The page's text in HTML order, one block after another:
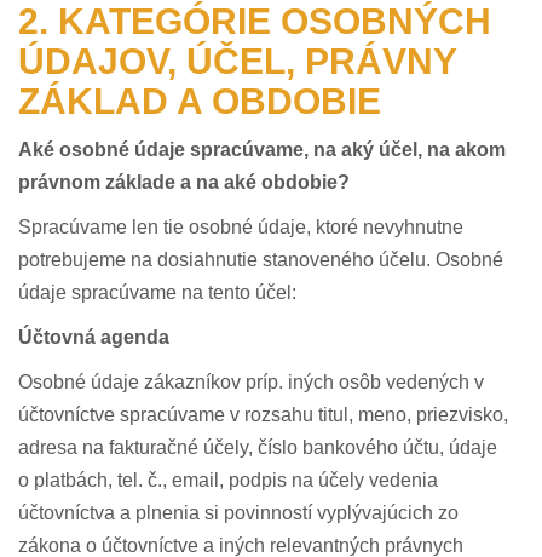
2. KATEGÓRIE OSOBNÝCH
ÚDAJOV, ÚČEL, PRÁVNY
ZÁKLAD A OBDOBIE
Aké osobné údaje spracúvame, na aký účel, na akom
právnom základe a na aké obdobie?
Spracúvame len tie osobné údaje, ktoré nevyhnutne
potrebujeme na dosiahnutie stanoveného účelu. Osobné
údaje spracúvame na tento účel:
Účtovná agenda
Osobné údaje zákazníkov príp. iných osôb vedených v
účtovníctve spracúvame v rozsahu titul, meno, priezvisko,
adresa na fakturačné účely, číslo bankového účtu, údaje
o platbách, tel. č., email, podpis na účely vedenia
účtovníctva a plnenia si povinností vyplývajúcich zo
zákona o účtovníctve a iných relevantných právnych